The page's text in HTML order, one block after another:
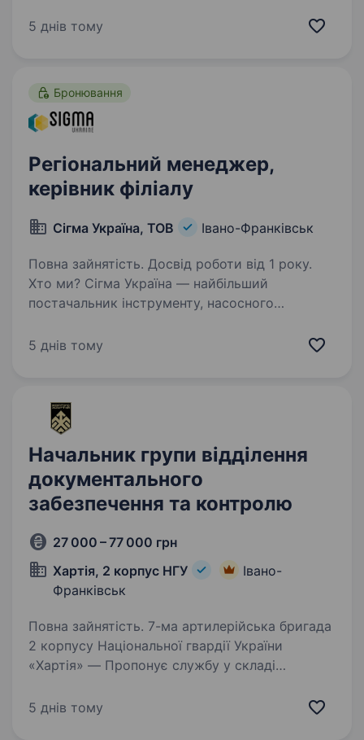
підрозділу з якісним навчанням, підготовкою,
5 днів тому
Бронювання
Регіональний менеджер,
керівник філіалу
Сігма Україна, ТОВ Івано-Франківськ
Повна зайнятість. Досвід роботи від 1 року.
Хто ми? Сігма Україна — найбільший
постачальник інструменту, насосного
досвідом. Ми працюємо у різних каналах
5 днів тому
Начальник групи відділення
документального
забезпечення та контролю
27 000 – 77 000 грн
Хартія, 2 корпус НГУ
Івано-
Франківськ
Повна зайнятість. 7-ма артилерійська бригада
2 корпусу Національної гвардії України
«Хартія» — Пропонує службу у складі
підрозділу з якісним навчанням, підготовкою,
5 днів тому